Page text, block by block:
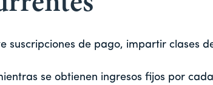
de pago, impartir clases
se obtienen ingresos fijos por